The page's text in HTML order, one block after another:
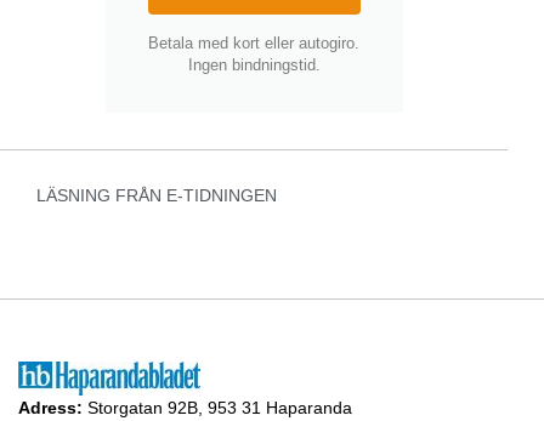
Betala med kort eller autogiro.
Ingen bindningstid.
LÄSNING FRÅN E-TIDNINGEN
Adress: Storgatan 92B, 953 31 Haparanda